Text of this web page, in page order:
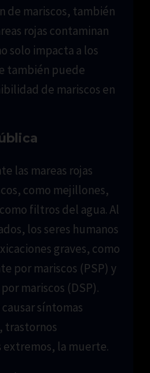
de mariscos, también
rojas contaminan
solo impacta a los
también puede
de mariscos en
las mareas rojas
como mejillones,
filtros del agua. Al
los seres humanos
graves, como
por mariscos (PSP) y
mariscos (DSP).
síntomas
trastornos
extremos, la muerte.